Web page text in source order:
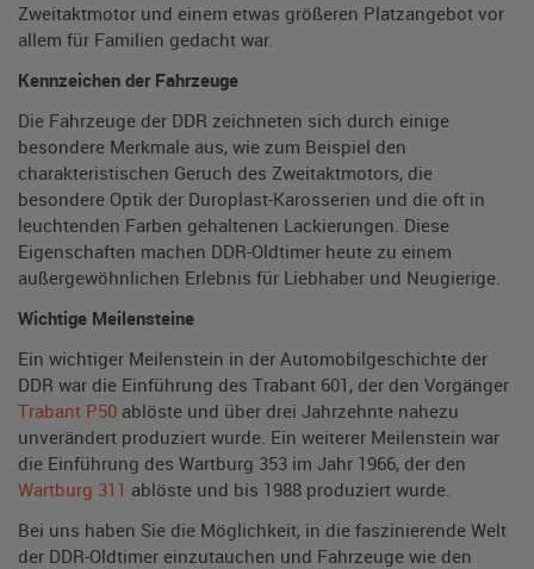
Zweitaktmotor und einem etwas größeren Platzangebot vor
allem für Familien gedacht war.
Kennzeichen der Fahrzeuge
Die Fahrzeuge der DDR zeichneten sich durch einige
besondere Merkmale aus, wie zum Beispiel den
charakteristischen Geruch des Zweitaktmotors, die
besondere Optik der Duroplast-Karosserien und die oft in
leuchtenden Farben gehaltenen Lackierungen. Diese
Eigenschaften machen DDR-Oldtimer heute zu einem
außergewöhnlichen Erlebnis für Liebhaber und Neugierige.
Wichtige Meilensteine
Ein wichtiger Meilenstein in der Automobilgeschichte der
DDR war die Einführung des Trabant 601, der den Vorgänger
Trabant P50 ablöste und über drei Jahrzehnte nahezu
unverändert produziert wurde. Ein weiterer Meilenstein war
die Einführung des Wartburg 353 im Jahr 1966, der den
Wartburg 311 ablöste und bis 1988 produziert wurde.
Bei uns haben Sie die Möglichkeit, in die faszinierende Welt
der DDR-Oldtimer einzutauchen und Fahrzeuge wie den